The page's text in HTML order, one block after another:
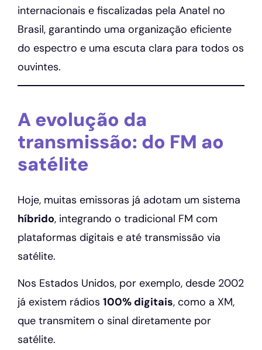
internacionais e fiscalizadas pela Anatel no
Brasil, garantindo uma organização eficiente
do espectro e uma escuta clara para todos os
ouvintes.
A evolução da
transmissão: do FM ao
satélite
Hoje, muitas emissoras já adotam um sistema
híbrido, integrando o tradicional FM com
plataformas digitais e até transmissão via
satélite.
Nos Estados Unidos, por exemplo, desde 2002
já existem rádios 100% digitais, como a XM,
que transmitem o sinal diretamente por
satélite.